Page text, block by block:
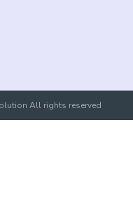
All rights reserved